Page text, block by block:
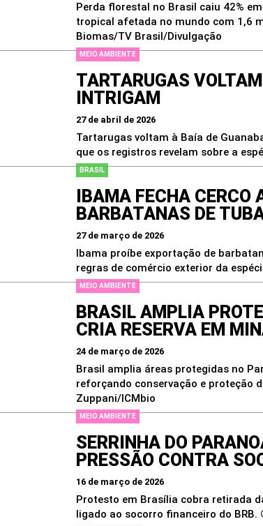
Perda florestal no Brasil caiu 42%
tropical afetada no mundo com 1,6
Biomas/TV Brasil/Divulgação
MEIO AMBIENTE
TARTARUGAS
INTRIGAM
27 de abril de 2026
Tartarugas voltam à Baía de
que os registros revelam sobre a
BRASIL
IBAMA FECHA CERCO
BARBATANAS DE
27 de março de 2026
Ibama proíbe exportação de
regras de comércio exterior da
MEIO AMBIENTE
BRASIL AMPLIA
CRIA RESERVA EM
24 de março de 2026
Brasil amplia áreas protegidas no
reforçando conservação e proteção
Zuppani/ICMbio
MEIO AMBIENTE
SERRINHA DO
PRESSÃO CONTRA
16 de março de 2026
Protesto em Brasília cobra retirada
ligado ao socorro financeiro do